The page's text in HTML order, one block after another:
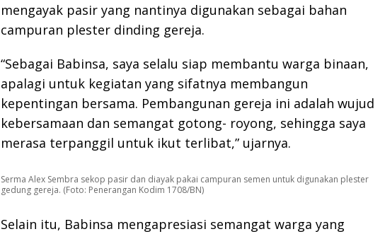
mengayak pasir yang nantinya digunakan sebagai bahan
campuran plester dinding gereja.
“Sebagai Babinsa, saya selalu siap membantu warga binaan,
apalagi untuk kegiatan yang sifatnya membangun
kepentingan bersama. Pembangunan gereja ini adalah wujud
kebersamaan dan semangat gotong- royong, sehingga saya
merasa terpanggil untuk ikut terlibat,” ujarnya.
Serma Alex Sembra sekop pasir dan diayak pakai campuran semen untuk digunakan plester
gedung gereja. (Foto: Penerangan Kodim 1708/BN)
Selain itu, Babinsa mengapresiasi semangat warga yang